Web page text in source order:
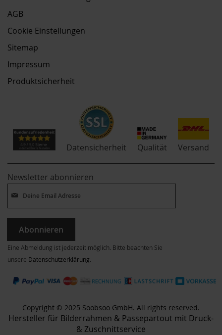
AGB
Cookie Einstellungen
Sitemap
Impressum
Produktsicherheit
Datensicherheit Qualität Versand
Newsletter abonnieren
Abonnieren
Eine Abmeldung ist jederzeit möglich. Bitte beachten Sie
unsere Datenschutzerklärung.
Copyright © 2025 Soobsoo GmbH. All rights reserved.
Hersteller für Bilderrahmen & Passepartout mit Druck-
& Zuschnittservice